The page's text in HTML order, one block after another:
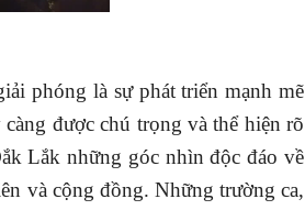
phóng là sự phát triển mạnh mẽ
càng được chú trọng và thể hiện rõ
Lắk những góc nhìn độc đáo về
và cộng đồng. Những trường ca,